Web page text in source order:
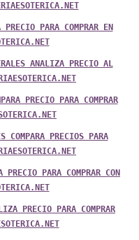
PARA COMPRAR EN
ANALIZA PRECIO AL
PRECIO PARA COMPRAR
COMPARA PRECIOS PARA
PARA COMPRAR CON
PRECIO PARA COMPRAR